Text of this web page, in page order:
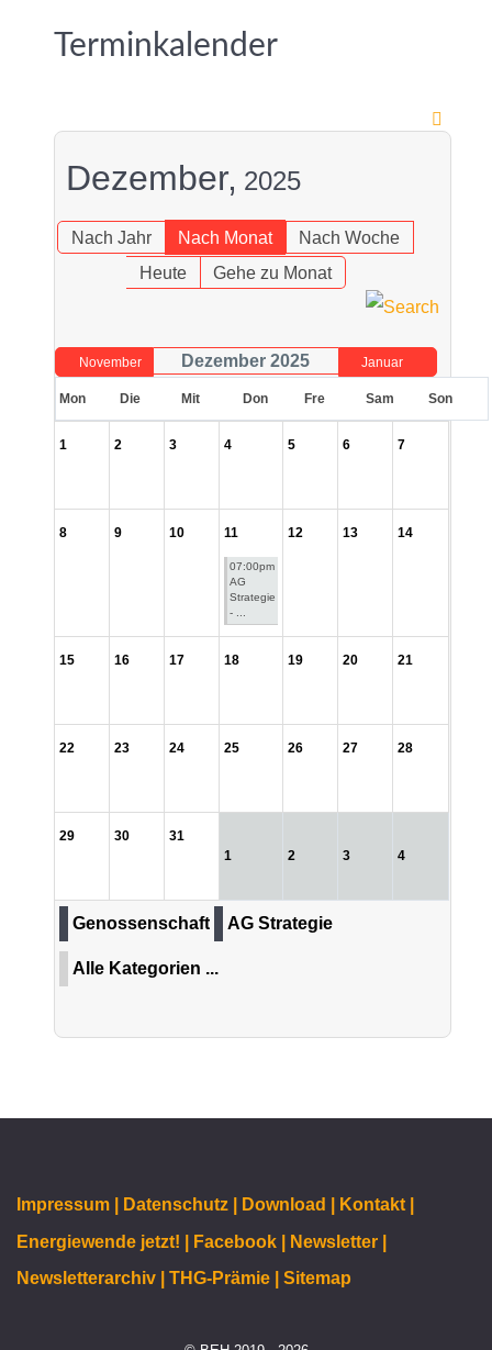
Terminkalender
Dezember, 2025
Nach Jahr Nach Monat
Nach Woche
Heute
Gehe zu Monat
November Dezember 2025 Januar
Mon Die Mit Don Fre Sam Son
1 2 3 4 5 6 7
8 9 10 11
07:00pm
AG
Strategie
- ...
12 13 14
15 16 17 18 19 20 21
22 23 24 25 26 27 28
29 30
31
1
2 3 4
Genossenschaft AG Strategie
Alle Kategorien ...
Impressum | Datenschutz | Download |
Kontakt |
Energiewende jetzt! |
Facebook |
Newsletter |
Newsletterarchiv |
THG-Prämie | Sitemap